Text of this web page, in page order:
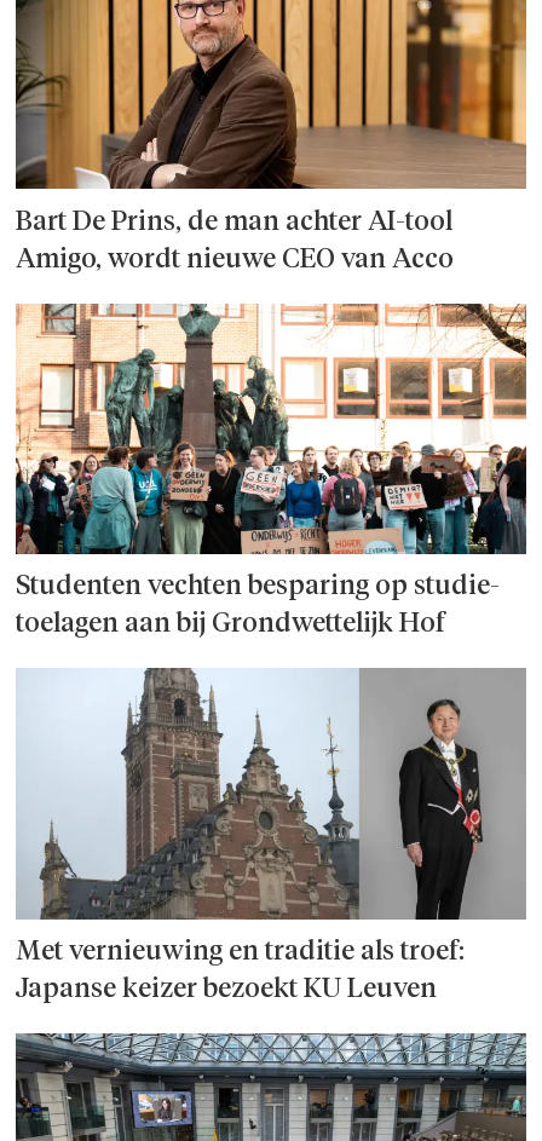
Bart De Prins, de man achter AI-tool
Amigo, wordt nieuwe CEO van Acco
Studenten vechten besparing op studie­
toelagen aan bij Grondwettelijk Hof
Met vernieuwing en traditie als troef:
Japanse keizer bezoekt KU Leuven